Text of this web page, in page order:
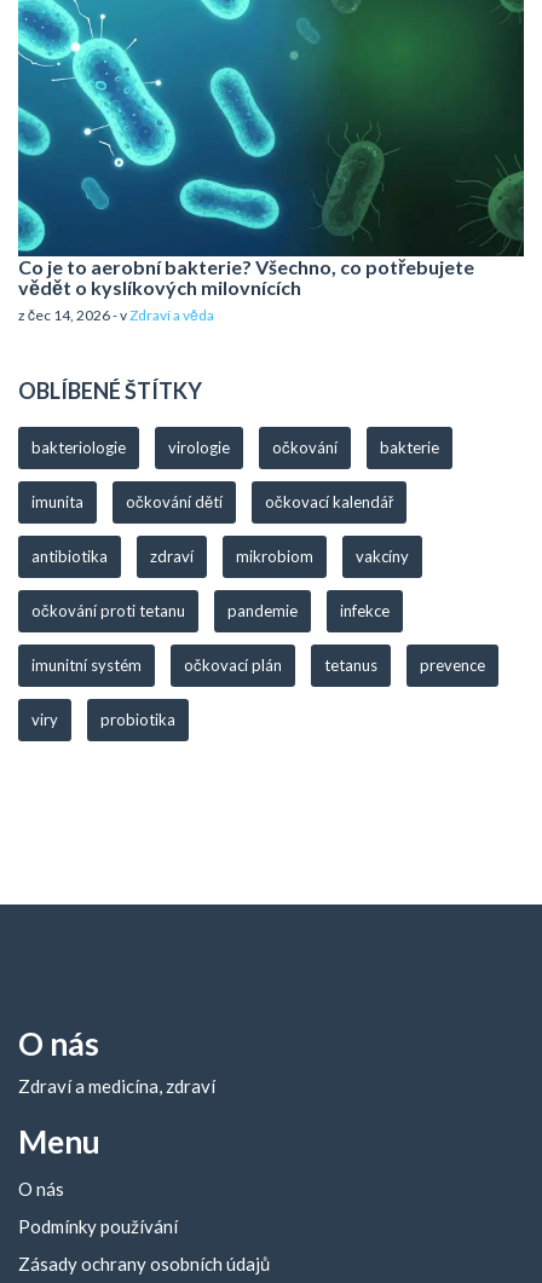
Co je to aerobní bakterie? Všechno, co potřebujete
vědět o kyslíkových milovnících
z čec 14, 2026 - vZdraví a věda
OBLÍBENÉ ŠTÍTKY
bakteriologie virologie očkování bakterie
imunita očkování dětí očkovací kalendář
antibiotika zdraví mikrobiom vakcíny
očkování proti tetanu pandemie infekce
imunitní systém očkovací plán tetanus prevence
viry probiotika
O nás
Zdraví a medicína, zdraví
Menu
O nás
Podmínky používání
Zásady ochrany osobních údajů